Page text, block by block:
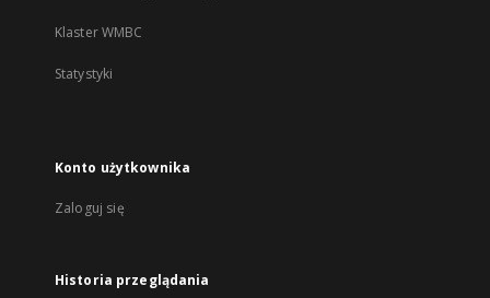
Klaster WMBC
Statystyki
Konto użytkownika
Zaloguj się
Historia przeglądania